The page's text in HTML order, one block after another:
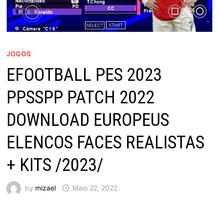
JOGOS
EFOOTBALL PES 2023
PPSSPP PATCH 2022
DOWNLOAD EUROPEUS
ELENCOS FACES REALISTAS
+ KITS /2023/
by mizael Maio 22, 2022